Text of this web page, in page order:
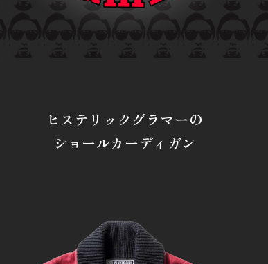
ヒステリックグラマーの
ショールカーディガン